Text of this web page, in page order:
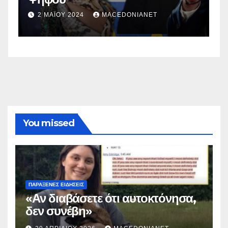
2 ΜΑΪ́ΟΥ 2024 MACEDONIANET
You missed
ΠΑΡΆΞΕΝΕΣ ΕΙΔΉΣΕΙΣ
«Αν διαβάσετε ότι αυτοκτόνησα,
δεν συνέβη»